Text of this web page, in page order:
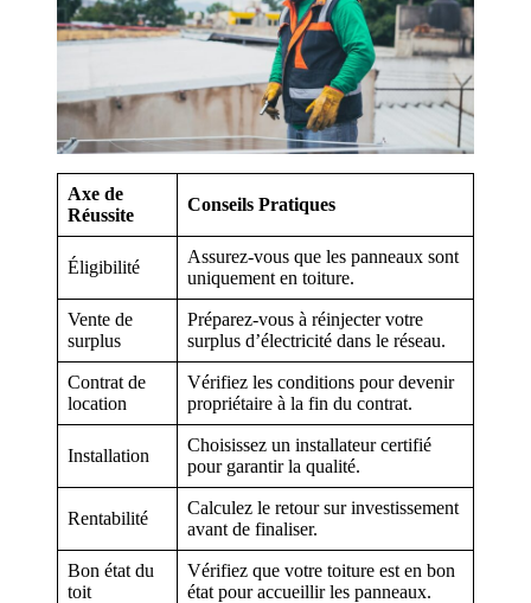
Axe de
Réussite
Conseils Pratiques
Éligibilité
Assurez-vous que les panneaux sont
uniquement en toiture.
Vente de
surplus
Préparez-vous à réinjecter votre
surplus d’électricité dans le réseau.
Contrat de
location
Vérifiez les conditions pour devenir
propriétaire à la fin du contrat.
Installation
Choisissez un installateur certifié
pour garantir la qualité.
Rentabilité
Calculez le retour sur investissement
avant de finaliser.
Bon état du
toit
Vérifiez que votre toiture est en bon
état pour accueillir les panneaux.